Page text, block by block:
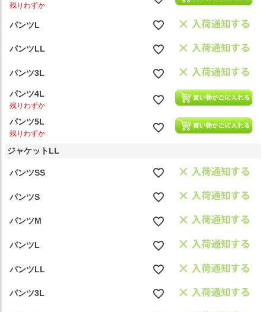
残りわずか
パンツL
パンツLL
パンツ3L
パンツ4L
残りわずか
パンツ5L
残りわずか
ジャケットLL
パンツSS
パンツS
パンツM
パンツL
パンツLL
パンツ3L